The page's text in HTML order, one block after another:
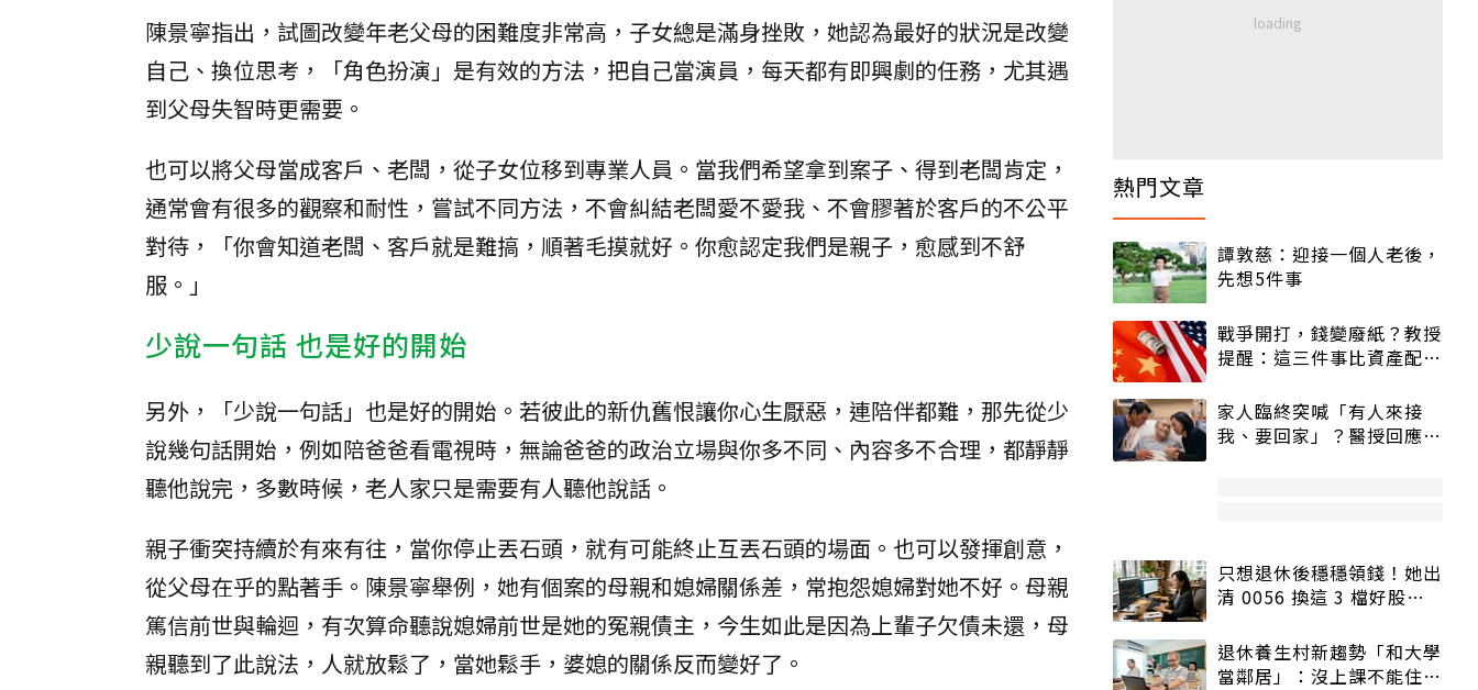
陳景寧指出，試圖改變年老父母的困難度非常高，子女總是滿身挫敗，她認為最好的狀況是改變
自己、換位思考，「角色扮演」是有效的方法，把自己當演員，每天都有即興劇的任務，尤其遇
到父母失智時更需要。
也可以將父母當成客戶、老闆，從子女位移到專業人員。當我們希望拿到案子、得到老闆肯定，
通常會有很多的觀察和耐性，嘗試不同方法，不會糾結老闆愛不愛我、不會膠著於客戶的不公平
對待，「你會知道老闆、客戶就是難搞，順著毛摸就好。你愈認定我們是親子，愈感到不舒
服。」
少說一句話 也是好的開始
另外，「少說一句話」也是好的開始。若彼此的新仇舊恨讓你心生厭惡，連陪伴都難，那先從少
說幾句話開始，例如陪爸爸看電視時，無論爸爸的政治立場與你多不同、內容多不合理，都靜靜
聽他說完，多數時候，老人家只是需要有人聽他說話。
親子衝突持續於有來有往，當你停止丟石頭，就有可能終止互丟石頭的場面。也可以發揮創意，
從父母在乎的點著手。陳景寧舉例，她有個案的母親和媳婦關係差，常抱怨媳婦對她不好。母親
篤信前世與輪迴，有次算命聽說媳婦前世是她的冤親債主，今生如此是因為上輩子欠債未還，母
親聽到了此說法，人就放鬆了，當她鬆手，婆媳的關係反而變好了。
熱門文章
譚敦慈：迎接一個人老後，
先想5件事
戰爭開打，錢變廢紙？教授
提醒：這三件事比資產配置
家人臨終突喊「有人來接
我、要回家」？醫授回應方
只想退休後穩穩領錢！她出
清 0056 換這 3 檔好股：
退休養生村新趨勢「和大學
當鄰居」：沒上課不能住、